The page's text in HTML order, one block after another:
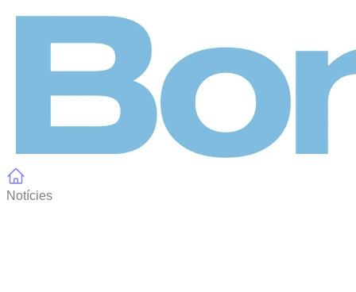
Notícies